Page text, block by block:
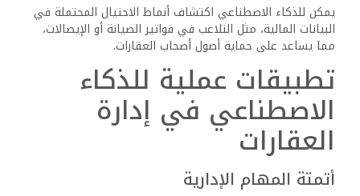
يمكن للذكاء الاصطناعي اكتشاف أنماط الاحتيال المحتملة في
البيانات المالية، مثل التلاعب في فواتير الصيانة أو الإيصالات،
مما يساعد على حماية أصول أصحاب العقارات.
تطبيقات عملية للذكاء
الاصطناعي في إدارة
العقارات
أتمتة المهام الإدارية